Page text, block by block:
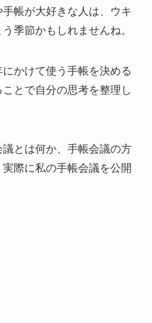
帳が大好きな人は、ウキ
季節かもしれませんね。
かけて使う手帳を決める
とで自分の思考を整理し
とは何か、手帳会議の方
際に私の手帳会議を公開